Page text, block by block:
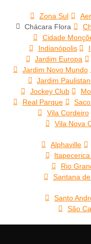
Zona Sul
Chácara Flora
Cidade
Indianópolis
Jardim Europa
Jardim Novo Mundo
Jardim
Jockey Club
Real Parque
Vila Cordeiro
Vila Nova
Alphaville
Rio
Santana
Santo
São